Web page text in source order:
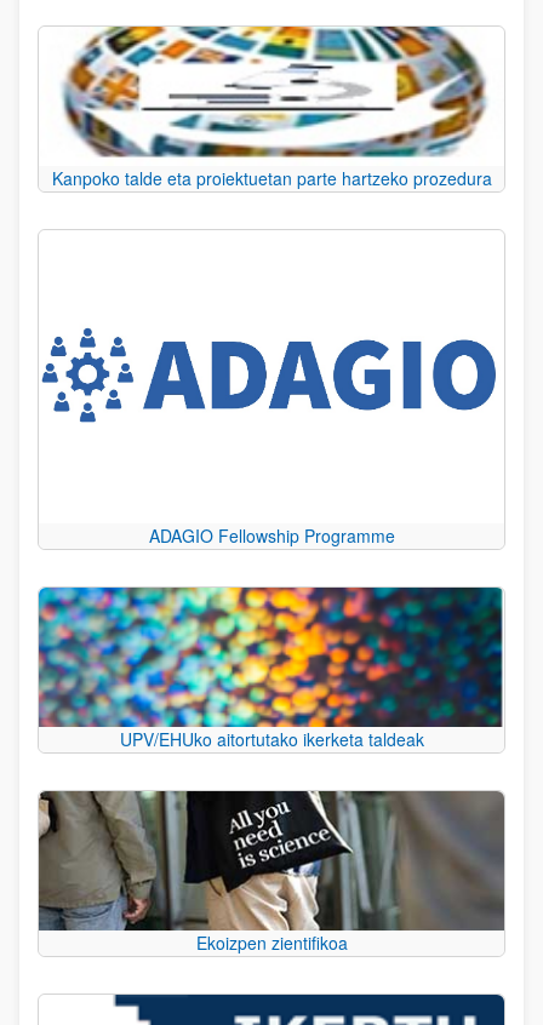
Kanpoko talde eta proiektuetan parte hartzeko prozedura
ADAGIO Fellowship Programme
UPV/EHUko aitortutako ikerketa taldeak
Ekoizpen zientifikoa